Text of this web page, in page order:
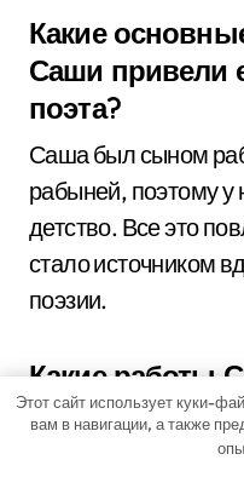
Какие
Саши привели
поэта?
Саша был сыном
рабыней, поэтому у
детство. Все это
стало источником
поэзии.
Какие работы
опубликованы
Этот сайт использует куки-
вам в навигации, а также